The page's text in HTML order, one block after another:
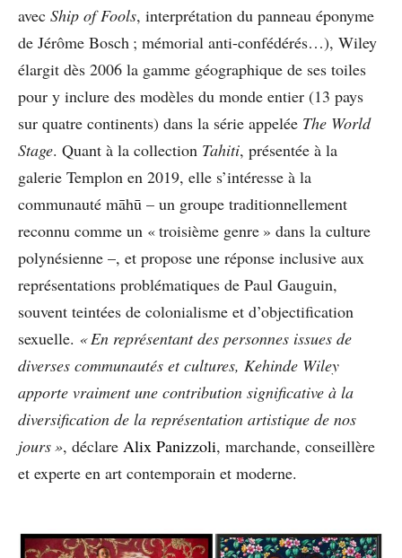
avec Ship of Fools, interprétation du panneau éponyme
de Jérôme Bosch ; mémorial anti-confédérés…), Wiley
élargit dès 2006 la gamme géographique de ses toiles
pour y inclure des modèles du monde entier (13 pays
sur quatre continents) dans la série appelée The World
Stage. Quant à la collection Tahiti, présentée à la
galerie Templon en 2019, elle s’intéresse à la
communauté māhū – un groupe traditionnellement
reconnu comme un « troisième genre » dans la culture
polynésienne –, et propose une réponse inclusive aux
représentations problématiques de Paul Gauguin,
souvent teintées de colonialisme et d’objectification
sexuelle. « En représentant des personnes issues de
diverses communautés et cultures, Kehinde Wiley
apporte vraiment une contribution significative à la
diversification de la représentation artistique de nos
jours », déclare Alix Panizzoli, marchande, conseillère
et experte en art contemporain et moderne.